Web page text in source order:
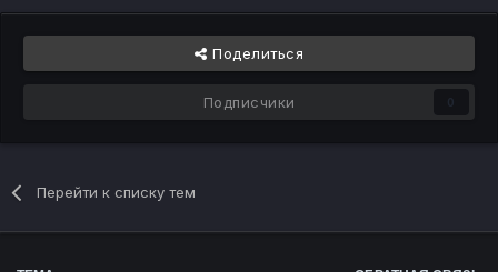
Поделиться
Подписчики 0
Перейти к списку тем